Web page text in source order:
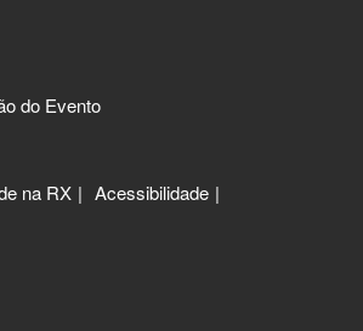
do Evento
na RX
Acessibilidade